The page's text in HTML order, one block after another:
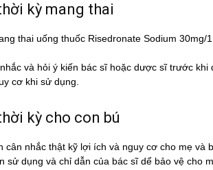
kỳ mang thai
thai uống thuốc Risedronate Sodium 30mg/
và hỏi ý kiến bác sĩ hoặc dược sĩ trước
cơ khi sử dụng.
kỳ cho con bú
cân nhắc thật kỹ lợi ích và nguy cơ cho mẹ và
sử dụng và chỉ dẫn của bác sĩ dể bảo vệ cho